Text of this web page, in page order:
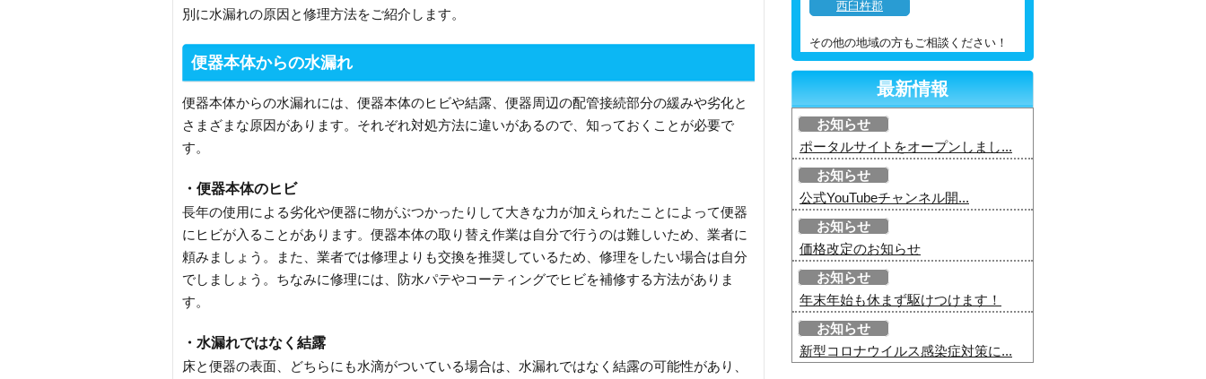
別に水漏れの原因と修理方法をご紹介します。
便器本体からの水漏れ
便器本体からの水漏れには、便器本体のヒビや結露、便器周辺の配管接続部分の緩みや劣化と
さまざまな原因があります。それぞれ対処方法に違いがあるので、知っておくことが必要で
す。
・便器本体のヒビ
長年の使用による劣化や便器に物がぶつかったりして大きな力が加えられたことによって便器
にヒビが入ることがあります。便器本体の取り替え作業は自分で行うのは難しいため、業者に
頼みましょう。また、業者では修理よりも交換を推奨しているため、修理をしたい場合は自分
でしましょう。ちなみに修理には、防水パテやコーティングでヒビを補修する方法がありま
す。
・水漏れではなく結露
床と便器の表面、どちらにも水滴がついている場合は、水漏れではなく結露の可能性があり、
西臼杵郡
その他の地域の方もご相談ください！
最新情報
お知らせ
ポータルサイトをオープンしまし...
お知らせ
公式YouTubeチャンネル開...
お知らせ
価格改定のお知らせ
お知らせ
年末年始も休まず駆けつけます！
お知らせ
新型コロナウイルス感染症対策に...